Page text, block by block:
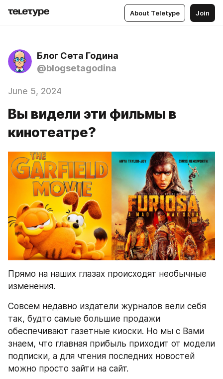
About Teletype Join
Блог Сета Година
@blogsetagodina
June 5, 2024
Вы видели эти фильмы в
кинотеатре?
Прямо на наших глазах происходят необычные
изменения.
Совсем недавно издатели журналов вели себя
так, будто самые большие продажи
обеспечивают газетные киоски. Но мы с Вами
знаем, что главная прибыль приходит от модели
подписки, а для чтения последних новостей
можно просто зайти на сайт.